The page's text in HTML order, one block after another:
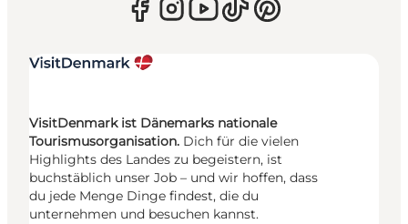
VisitDenmark ist Dänemarks nationale
Tourismusorganisation. Dich für die vielen
Highlights des Landes zu begeistern, ist
buchstäblich unser Job – und wir hoffen, dass
du jede Menge Dinge findest, die du
unternehmen und besuchen kannst.